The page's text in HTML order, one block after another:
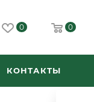
0 0
КОНТАКТЫ